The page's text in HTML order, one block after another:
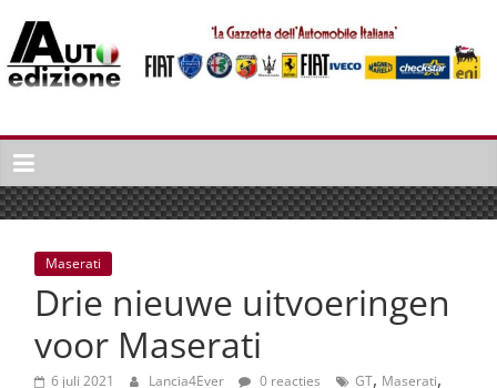
naar
inhoud
Auto
Edizione
La
Gazetta
dell'Automobile
Italiana
autonieuws
Maserati
Drie nieuwe uitvoeringen
voor Maserati
6 juli 2021 Lancia4Ever 0 reacties GT, Maserati,